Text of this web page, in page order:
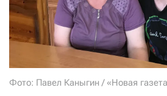
Фото: Павел Каныгин / «Новая